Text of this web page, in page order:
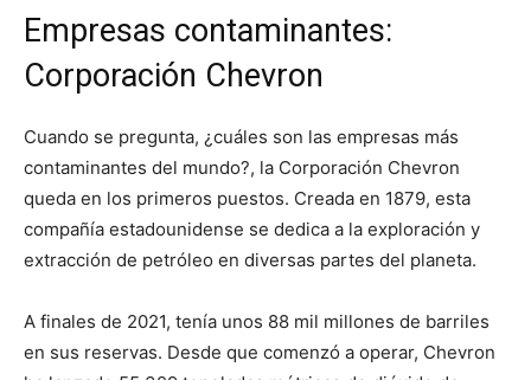
Empresas contaminantes:
Corporación Chevron
Cuando se pregunta, ¿cuáles son las empresas más
contaminantes del mundo?, la Corporación Chevron
queda en los primeros puestos. Creada en 1879, esta
compañía estadounidense se dedica a la exploración y
extracción de petróleo en diversas partes del planeta.
A finales de 2021, tenía unos 88 mil millones de barriles
en sus reservas. Desde que comenzó a operar, Chevron